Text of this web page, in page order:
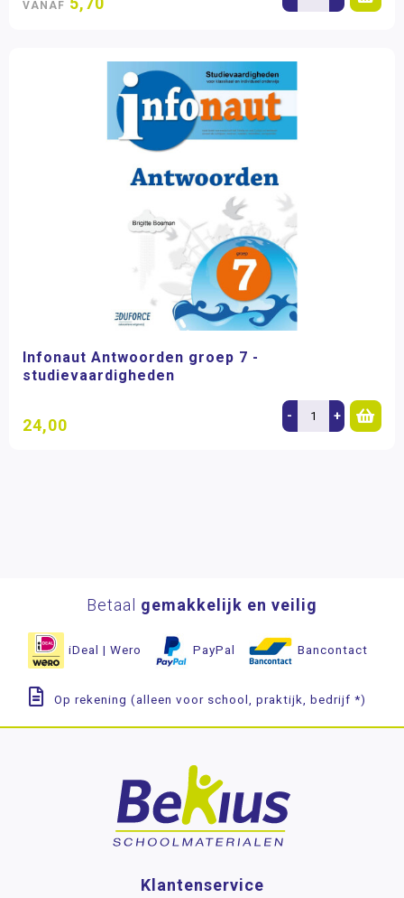
VANAF
Infonaut Antwoorden groep 7 -
studievaardigheden
24,00 - +
Betaal gemakkelijk en veilig
iDeal | Wero PayPal Bancontact
Op rekening (alleen voor school, praktijk, bedrijf *)
Klantenservice